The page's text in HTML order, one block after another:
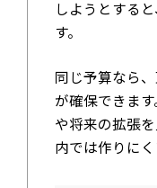
しようとする
す。
同じ予算なら
が確保できま
や将来の拡張
内では作りにく